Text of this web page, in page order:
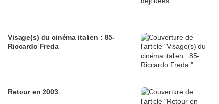
Visage(s) du cinéma italien : 85-
Riccardo Freda
Retour en 2003